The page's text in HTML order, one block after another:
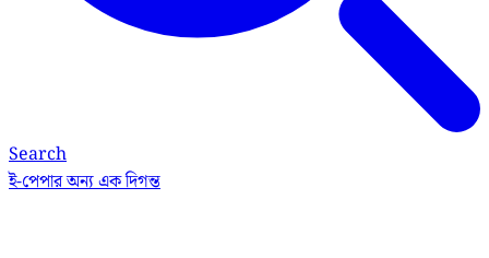
Search
ই-পেপারঅন্য এক দিগন্ত